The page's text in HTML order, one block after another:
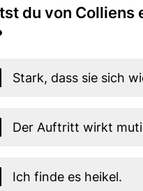
du von Colliens
Stark, dass sie sich
Der Auftritt wirkt
Ich finde es heikel.